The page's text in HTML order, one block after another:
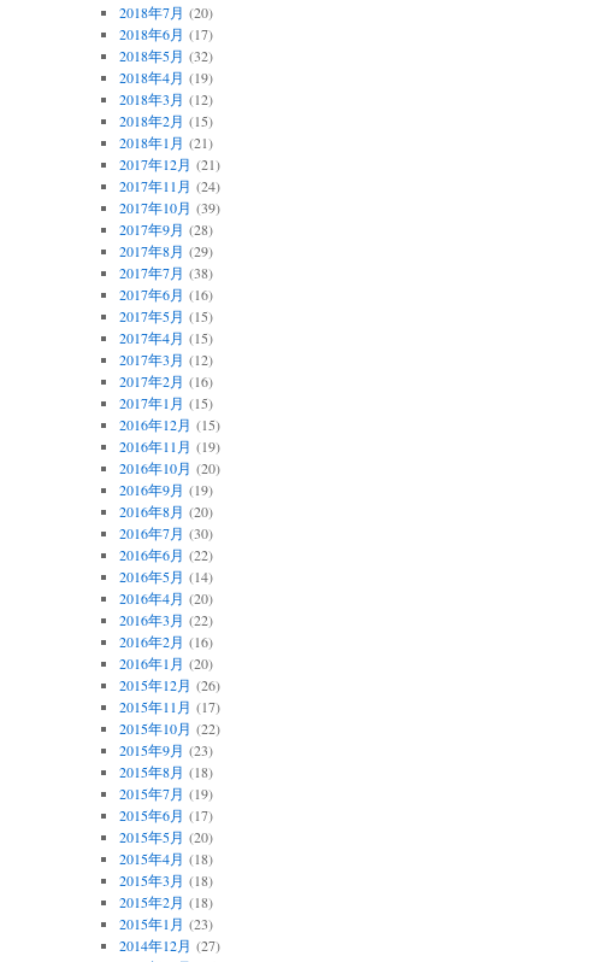
2018年7月 (20)
2018年6月 (17)
2018年5月 (32)
2018年4月 (19)
2018年3月 (12)
2018年2月 (15)
2018年1月 (21)
2017年12月 (21)
2017年11月 (24)
2017年10月 (39)
2017年9月 (28)
2017年8月 (29)
2017年7月 (38)
2017年6月 (16)
2017年5月 (15)
2017年4月 (15)
2017年3月 (12)
2017年2月 (16)
2017年1月 (15)
2016年12月 (15)
2016年11月 (19)
2016年10月 (20)
2016年9月 (19)
2016年8月 (20)
2016年7月 (30)
2016年6月 (22)
2016年5月 (14)
2016年4月 (20)
2016年3月 (22)
2016年2月 (16)
2016年1月 (20)
2015年12月 (26)
2015年11月 (17)
2015年10月 (22)
2015年9月 (23)
2015年8月 (18)
2015年7月 (19)
2015年6月 (17)
2015年5月 (20)
2015年4月 (18)
2015年3月 (18)
2015年2月 (18)
2015年1月 (23)
2014年12月 (27)